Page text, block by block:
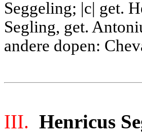
Seggeling; |c| get.
Segling, get.
andere dopen:
III. Henricus